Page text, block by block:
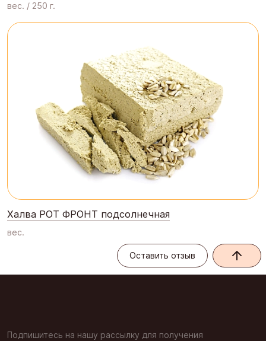
вес. / 250 г.
Халва РОТ ФРОНТ подсолнечная
вес.
Оставить отзыв
Подпишитесь на нашу рассылку для получения